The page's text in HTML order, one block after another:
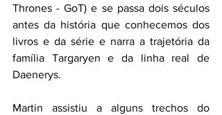
Thrones - GoT) e se passa dois séculos
antes da história que conhecemos dos
livros e da série e narra a trajetória da
família Targaryen e da linha real de
Daenerys.
Martin assistiu a alguns trechos do